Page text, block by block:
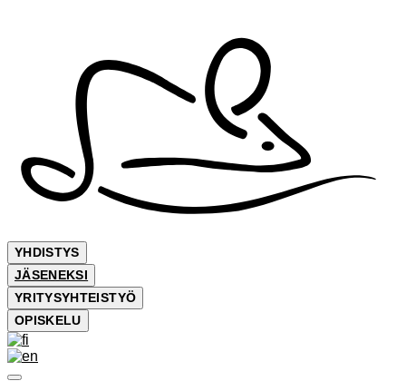
YHDISTYS
JÄSENEKSI
YRITYSYHTEISTYÖ
OPISKELU